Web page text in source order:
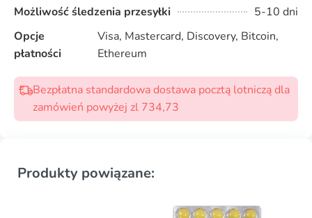
Możliwość śledzenia przesyłki
5-10 dni
Opcje
płatności
Visa, Mastercard, Discovery, Bitcoin,
Ethereum
Bezpłatna standardowa dostawa pocztą lotniczą dla
zamówień powyżej zl 734,73
Produkty powiązane: